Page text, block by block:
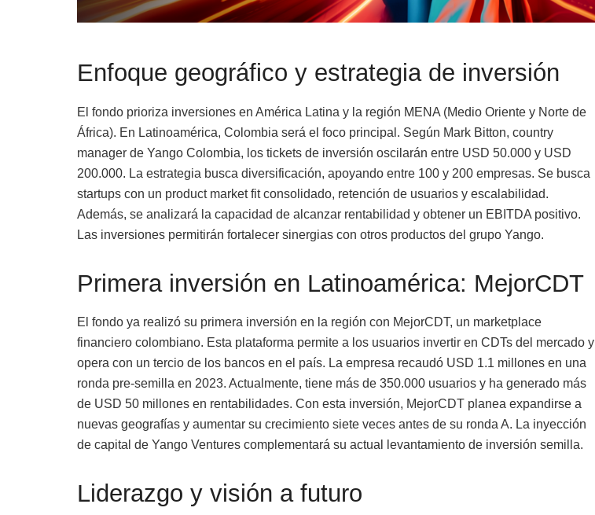
Enfoque geográfico y estrategia de inversión
El fondo prioriza inversiones en América Latina y la región MENA (Medio Oriente y Norte de
África). En Latinoamérica, Colombia será el foco principal. Según Mark Bitton, country
manager de Yango Colombia, los tickets de inversión oscilarán entre USD 50.000 y USD
200.000. La estrategia busca diversificación, apoyando entre 100 y 200 empresas. Se busca
startups con un product market fit consolidado, retención de usuarios y escalabilidad.
Además, se analizará la capacidad de alcanzar rentabilidad y obtener un EBITDA positivo.
Las inversiones permitirán fortalecer sinergias con otros productos del grupo Yango.
Primera inversión en Latinoamérica: MejorCDT
El fondo ya realizó su primera inversión en la región con MejorCDT, un marketplace
financiero colombiano. Esta plataforma permite a los usuarios invertir en CDTs del mercado y
opera con un tercio de los bancos en el país. La empresa recaudó USD 1.1 millones en una
ronda pre-semilla en 2023. Actualmente, tiene más de 350.000 usuarios y ha generado más
de USD 50 millones en rentabilidades. Con esta inversión, MejorCDT planea expandirse a
nuevas geografías y aumentar su crecimiento siete veces antes de su ronda A. La inyección
de capital de Yango Ventures complementará su actual levantamiento de inversión semilla.
Liderazgo y visión a futuro